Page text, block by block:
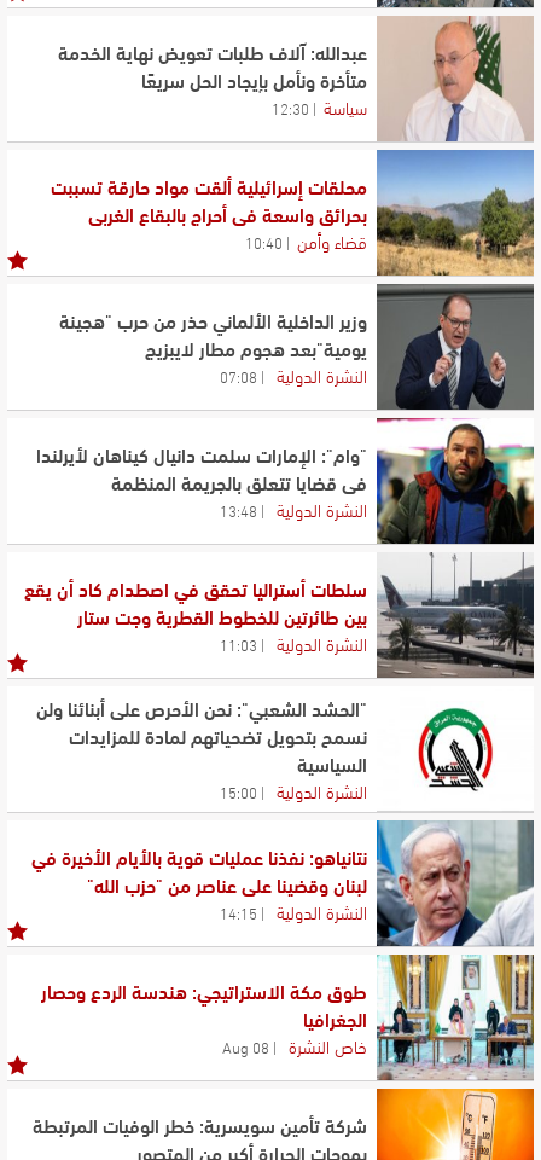
عبدالله: آلاف طلبات تعويض نهاية الخدمة
متأخرة ونأمل بإيجاد الحل سريعًا
سياسة 12:30
محلقات إسرائيلية ألقت مواد حارقة تسببت
بحرائق واسعة في أحراج بالبقاع الغربي
قضاء وأمن 10:40
وزير الداخلية الألماني حذر من حرب "هجينة
يومية"بعد هجوم مطار لايبزيج
النشرة الدولية 07:08
"وام": الإمارات سلمت دانيال كيناهان لأيرلندا
في قضايا تتعلق بالجريمة المنظمة
النشرة الدولية 13:48
سلطات أستراليا تحقق في اصطدام كاد أن يقع
بين طائرتين للخطوط القطرية وجت ستار
النشرة الدولية 11:03
"الحشد الشعبي": نحن الأحرص على أبنائنا ولن
نسمح بتحويل تضحياتهم لمادة للمزايدات
السياسية
النشرة الدولية 15:00
نتانياهو: نفذنا عمليات قوية بالأيام الأخيرة في
لبنان وقضينا على عناصر من "حزب الله"
النشرة الدولية 14:15
طوق مكة الاستراتيجي: هندسة الردع وحصار
الجغرافيا
خاص النشرة 08 Aug
شركة تأمين سويسرية: خطر الوفيات المرتبطة
بموجات الحرارة أكبر من المتصور